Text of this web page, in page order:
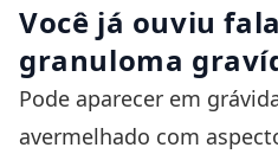
Você já ouviu
granuloma
Pode aparecer em
avermelhado com